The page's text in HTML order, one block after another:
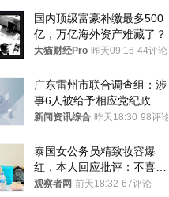
国内顶级富豪补缴最多500
亿，万亿海外资产难藏了？
大猫财经Pro 昨天09:16 44评论
广东雷州市联合调查组：涉
事6人被给予相应党纪政务
处分和组织处理
新闻资讯综合 昨天18:30 98评论
泰国女公务员精致妆容爆
红，本人回应批评：不喜欢
就别看
观察者网 前天18:32 67评论